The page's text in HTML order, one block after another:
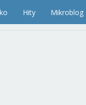
Hity Mikroblog